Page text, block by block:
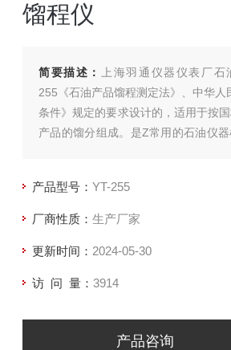
馏程仪
简要描述：
上海羽通仪器仪表厂
255《石油产品馏程测定法》、中华
条件》规定的要求设计的，适用于按
产品的馏分组成。是Z常用的石油仪
产品型号： YT-255
厂商性质： 生产厂家
更新时间： 2024-05-30
访 问 量： 3914
产品咨询